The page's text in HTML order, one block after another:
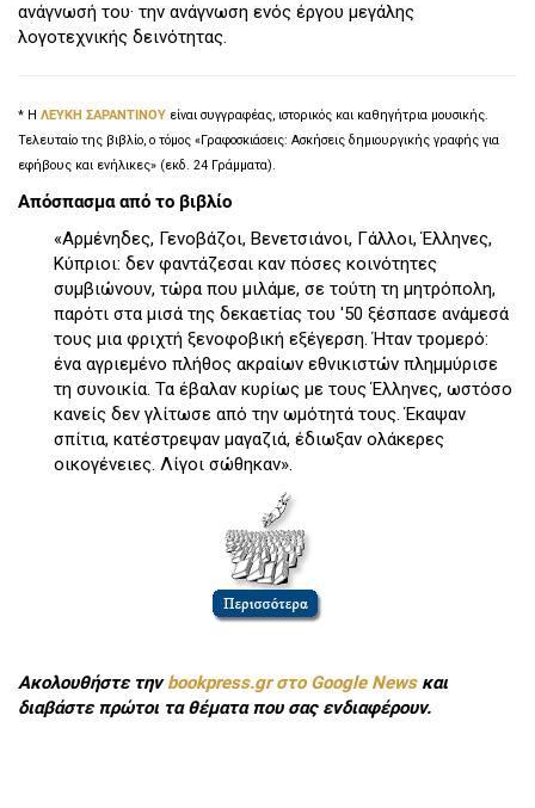
ανάγνωσή του· την ανάγνωση ενός έργου μεγάλης
λογοτεχνικής δεινότητας.
* Η ΛΕΥΚΗ ΣΑΡΑΝΤΙΝΟΥ είναι συγγραφέας, ιστορικός και καθηγήτρια μουσικής.
Τελευταίο της βιβλίο, ο τόμος «Γραφοσκιάσεις: Ασκήσεις δημιουργικής γραφής για
εφήβους και ενήλικες» (εκδ. 24 Γράμματα).
Απόσπασμα από το βιβλίο
«Αρμένηδες, Γενοβάζοι, Βενετσιάνοι, Γάλλοι, Έλληνες,
Κύπριοι: δεν φαντάζεσαι καν πόσες κοινότητες
συμβιώνουν, τώρα που μιλάμε, σε τούτη τη μητρόπολη,
παρότι στα μισά της δεκαετίας του '50 ξέσπασε ανάμεσά
τους μια φριχτή ξενοφοβική εξέγερση. Ήταν τρομερό:
ένα αγριεμένο πλήθος ακραίων εθνικιστών πλημμύρισε
τη συνοικία. Τα έβαλαν κυρίως με τους Έλληνες, ωστόσο
κανείς δεν γλίτωσε από την ωμότητά τους. Έκαψαν
σπίτια, κατέστρεψαν μαγαζιά, έδιωξαν ολάκερες
οικογένειες. Λίγοι σώθηκαν».
Ακολουθήστε τηνbookpress.gr στο Google Newsκαι
διαβάστε πρώτοι τα θέματα που σας ενδιαφέρουν.